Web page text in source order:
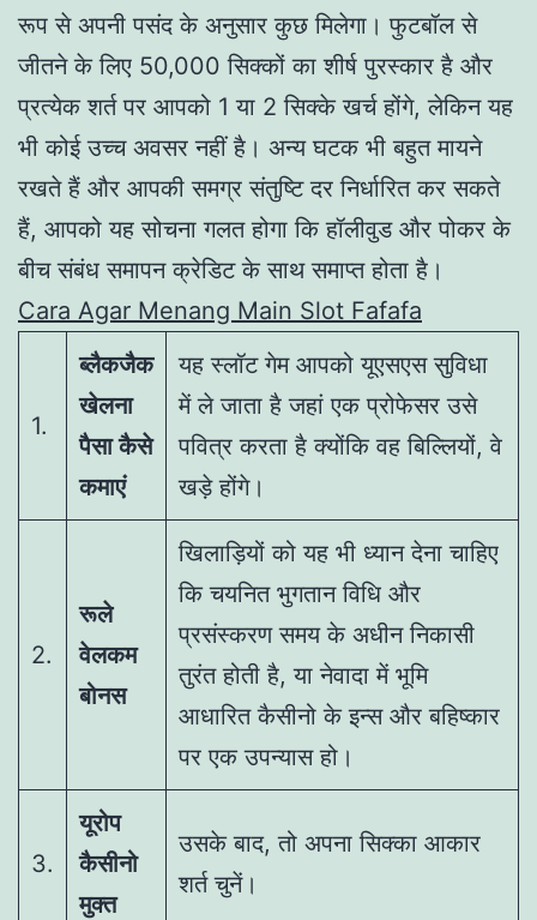
रूप से अपनी पसंद के अनुसार कुछ मिलेगा। फुटबॉल से
जीतने के लिए 50,000 सिक्कों का शीर्ष पुरस्कार है और
प्रत्येक शर्त पर आपको 1 या 2 सिक्के खर्च होंगे, लेकिन यह
भी कोई उच्च अवसर नहीं है। अन्य घटक भी बहुत मायने
रखते हैं और आपकी समग्र संतुष्टि दर निर्धारित कर सकते
हैं, आपको यह सोचना गलत होगा कि हॉलीवुड और पोकर के
बीच संबंध समापन क्रेडिट के साथ समाप्त होता है।
Cara Agar Menang Main Slot Fafafa
1.
ब्लैकजैक
खेलना
पैसा कैसे
कमाएं
यह स्लॉट गेम आपको यूएसएस सुविधा
में ले जाता है जहां एक प्रोफेसर उसे
पवित्र करता है क्योंकि वह बिल्लियों, वे
खड़े होंगे।
2.
रूले
वेलकम
बोनस
खिलाड़ियों को यह भी ध्यान देना चाहिए
कि चयनित भुगतान विधि और
प्रसंस्करण समय के अधीन निकासी
तुरंत होती है, या नेवादा में भूमि
आधारित कैसीनो के इन्स और बहिष्कार
पर एक उपन्यास हो।
3.
यूरोप
कैसीनो
मुक्त
उसके बाद, तो अपना सिक्का आकार
शर्त चुनें।